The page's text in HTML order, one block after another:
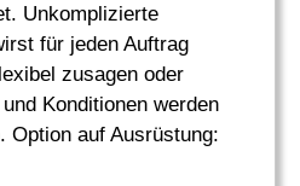
Unkomplizierte
für jeden Auftrag
zusagen oder
Konditionen werden
Option auf Ausrüstung: